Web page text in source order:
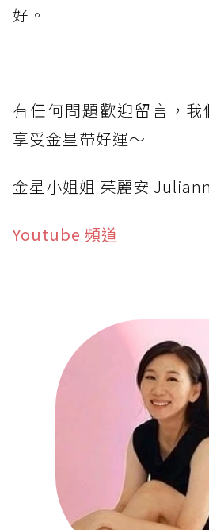
好。
有任何問題歡迎留言，
享受金星帶好運～
金星小姐姐 茱麗安
Youtube 頻道